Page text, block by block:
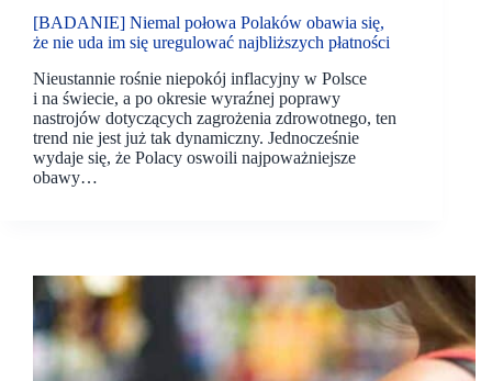
[BADANIE] Niemal połowa Polaków obawia się,
że nie uda im się uregulować najbliższych płatności
Nieustannie rośnie niepokój inflacyjny w Polsce
i na świecie, a po okresie wyraźnej poprawy
nastrojów dotyczących zagrożenia zdrowotnego, ten
trend nie jest już tak dynamiczny. Jednocześnie
wydaje się, że Polacy oswoili najpoważniejsze
obawy…